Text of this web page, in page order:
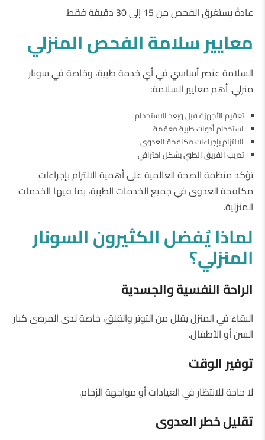
عادةً يستغرق الفحص من 15 إلى 30 دقيقة فقط.
معاييرسلامةالفحصالمنزلي
السلامة عنصر أساسي في أي خدمة طبية، وخاصة في سونار
منزلي. أهم معايير السلامة:
تعقيم الأجهزة قبل وبعد الاستخدام
استخدام أدوات طبية معقمة
الالتزام بإجراءات مكافحة العدوى
تدريب الفريق الطبي بشكل احترافي
تؤكد منظمة الصحة العالمية على أهمية الالتزام بإجراءات
مكافحة العدوى في جميع الخدمات الطبية، بما فيها الخدمات
المنزلية.
لماذايُفضلالكثيرونالسونار
المنزلي؟
الراحةالنفسيةوالجسدية
البقاء في المنزل يقلل من التوتر والقلق، خاصة لدى المرضى كبار
السن أو الأطفال.
توفيرالوقت
لا حاجة للانتظار في العيادات أو مواجهة الزحام.
تقليلخطرالعدوى